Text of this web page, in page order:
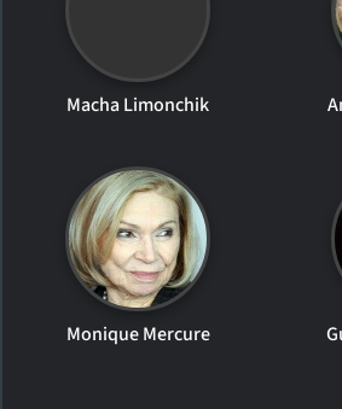
Macha Limonchik
Monique Mercure